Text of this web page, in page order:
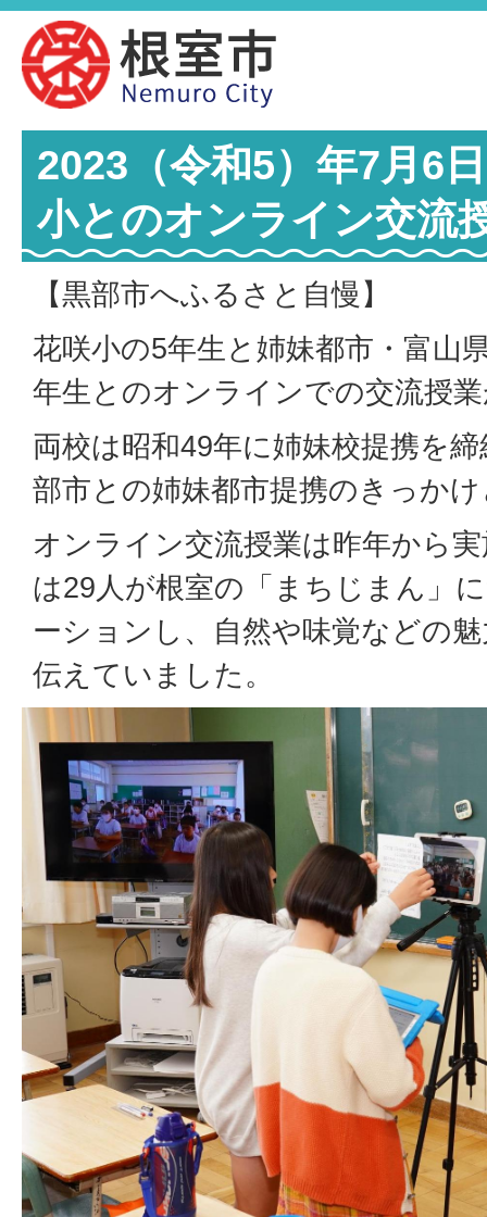
2023（令和5）年7月6
小とのオンライン交流
【黒部市へふるさと自慢】
花咲小の5年生と姉妹都市・富山
年生とのオンラインでの交流授
両校は昭和49年に姉妹校提携を
部市との姉妹都市提携のきっか
オンライン交流授業は昨年から
は29人が根室の「まちじまん」
ーションし、自然や味覚などの
伝えていました。